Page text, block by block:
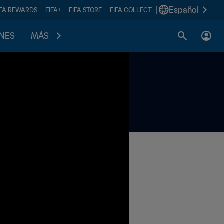
REWARDS FIFA+ FIFA STORE FIFA COLLECT Español
MÁS